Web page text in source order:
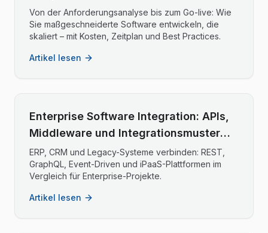
Von der Anforderungsanalyse bis zum Go-live: Wie
Sie maßgeschneiderte Software entwickeln, die
skaliert – mit Kosten, Zeitplan und Best Practices.
Artikel lesen
Enterprise Software Integration: APIs,
Middleware und Integrationsmuster
2025
ERP, CRM und Legacy-Systeme verbinden: REST,
GraphQL, Event-Driven und iPaaS-Plattformen im
Vergleich für Enterprise-Projekte.
Artikel lesen